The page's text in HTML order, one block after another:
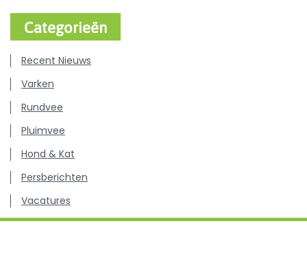
Categorieën
Recent Nieuws
Varken
Rundvee
Pluimvee
Hond & Kat
Persberichten
Vacatures